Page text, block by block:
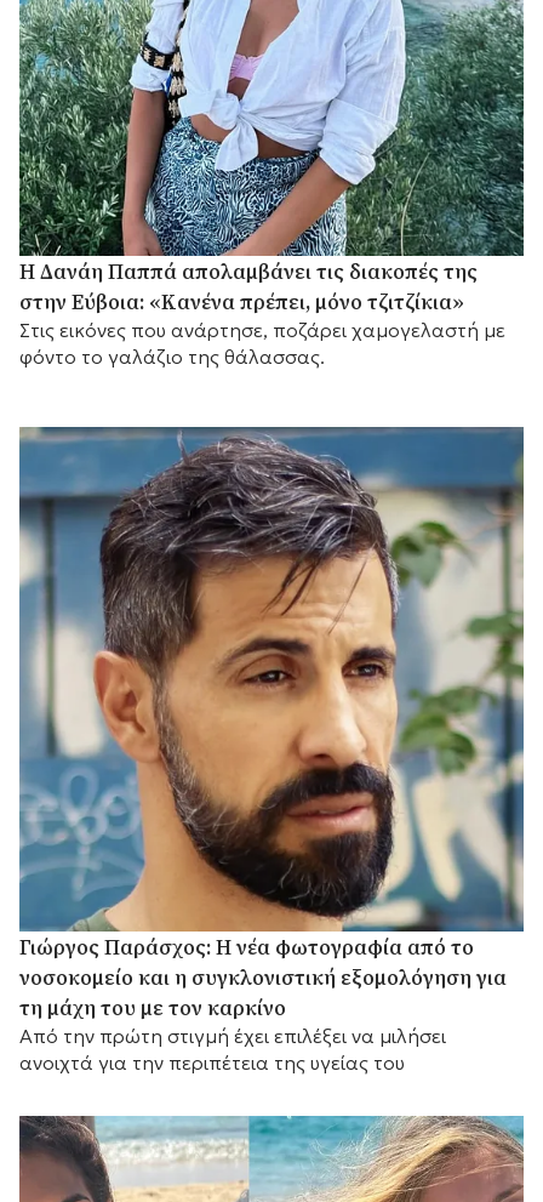
Η Δανάη Παππά απολαμβάνει τις διακοπές της
στην Εύβοια: «Κανένα πρέπει, μόνο τζιτζίκια»
Στις εικόνες που ανάρτησε, ποζάρει χαμογελαστή με
φόντο το γαλάζιο της θάλασσας.
Γιώργος Παράσχος: Η νέα φωτογραφία από το
νοσοκομείο και η συγκλονιστική εξομολόγηση για
τη μάχη του με τον καρκίνο
Από την πρώτη στιγμή έχει επιλέξει να μιλήσει
ανοιχτά για την περιπέτεια της υγείας του